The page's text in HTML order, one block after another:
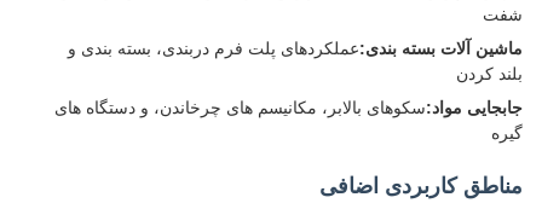
آلات بسته بندی: عملکردهای پلت فرم دربندی، بسته بندی و
کردن
مواد: سکوهای بالابر، مکانیسم های چرخاندن، و دستگاه های
کاربردی اضافی